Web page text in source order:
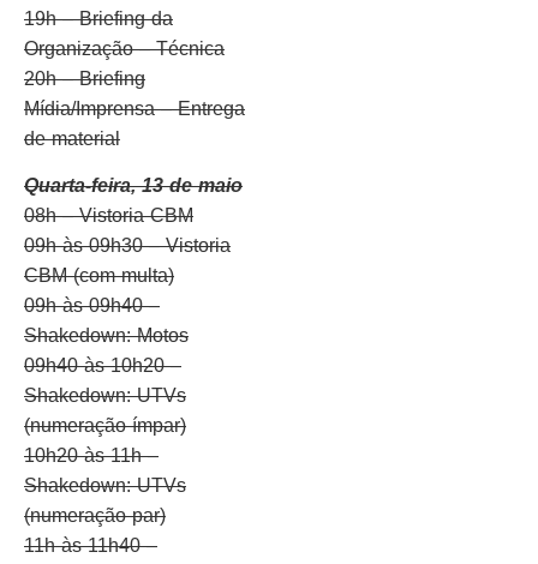
19h – Briefing da
Organização – Técnica
20h – Briefing
Mídia/Imprensa – Entrega
de material
Quarta-feira, 13 de maio
08h – Vistoria CBM
09h às 09h30 – Vistoria
CBM (com multa)
09h às 09h40 –
Shakedown: Motos
09h40 às 10h20 –
Shakedown: UTVs
(numeração ímpar)
10h20 às 11h –
Shakedown: UTVs
(numeração par)
11h às 11h40 –